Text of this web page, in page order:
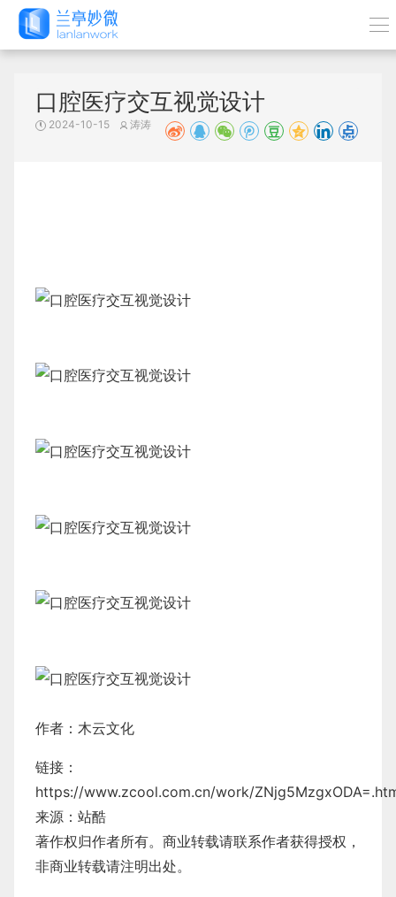
口腔医疗交互视觉设计
2024-10-15 涛涛
作者： 木云文化
链接：
https://www.zcool.com.cn/work/
来源：站酷
著作权归作者所有。商业转载请联系作者获得授权，
非商业转载请注明出处。